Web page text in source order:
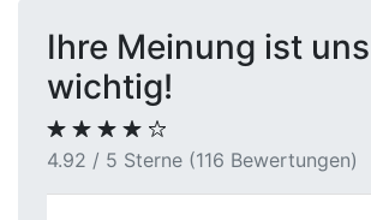
Ihre Meinung ist uns
wichtig!
4.92 / 5 Sterne (116 Bewertungen)